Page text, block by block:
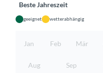
Beste Jahreszeit
geeignet wetterabhängig
Jan Feb Mär
Aug Sep